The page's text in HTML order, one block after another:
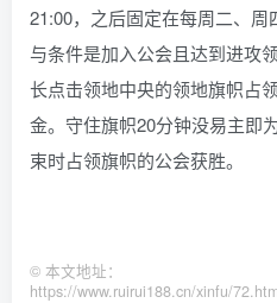
21:00，之后固定在每周二、周
与条件是加入公会且达到进攻
长点击领地中央的领地旗帜占
金。守住旗帜20分钟没易主即
束时占领旗帜的公会获胜。
© 本文地址：
https://www.ruirui188.cn/xinfu/